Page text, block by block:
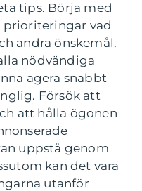
tips. Börja med
prioriteringar vad
andra önskemål.
nödvändiga
agera snabbt
Försök att
att hålla ögonen
uppstå genom
kan det vara
utanför